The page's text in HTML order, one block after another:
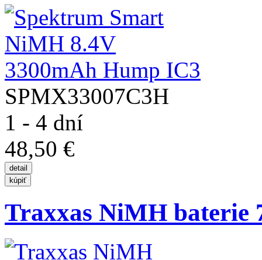
SPMX33007C3H
1 - 4 dní
48,50 €
Traxxas NiMH baterie